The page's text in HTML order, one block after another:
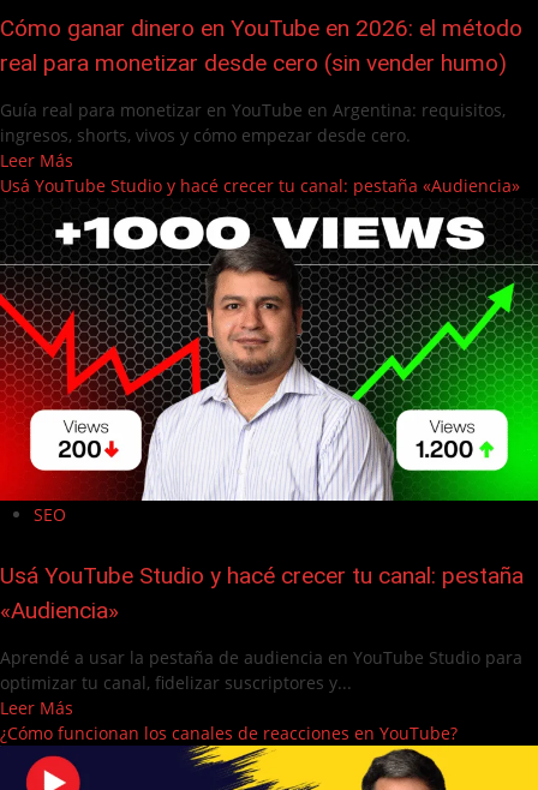
Cómo ganar dinero en YouTube en 2026: el método
real para monetizar desde cero (sin vender humo)
Guía real para monetizar en YouTube en Argentina: requisitos,
ingresos, shorts, vivos y cómo empezar desde cero.
Leer Más
Usá YouTube Studio y hacé crecer tu canal: pestaña «Audiencia»
SEO
Usá YouTube Studio y hacé crecer tu canal: pestaña
«Audiencia»
Aprendé a usar la pestaña de audiencia en YouTube Studio para
optimizar tu canal, fidelizar suscriptores y...
Leer Más
¿Cómo funcionan los canales de reacciones en YouTube?